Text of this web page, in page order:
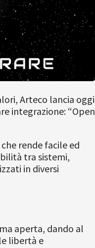
Arteco lancia oggi
integrazione: “Open
rende facile ed
tra sistemi,
in diversi
aperta, dando al
libertà e